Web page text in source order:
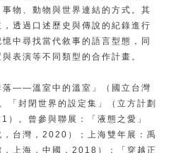
物、動物與世界連結的方式。其
透過口述歷史與傳說的紀錄進行
中尋找當代敘事的語言型態，同
表演等不同類型的合作計畫。
落——溫室中的溫室」（國立台灣
「封閉世界的設定集」（立方計劃
）。曾參與聯展：「液態之愛」
，台灣，2020）；上海雙年展：禹
上海，中國，2018）；「穿越正